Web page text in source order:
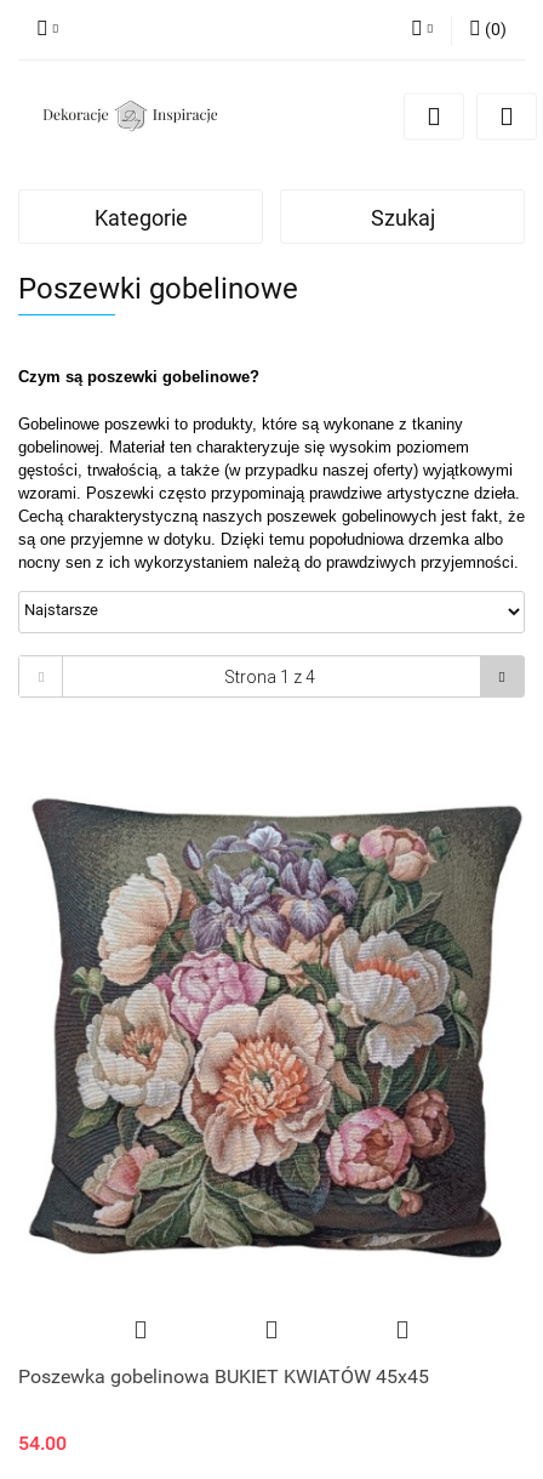
Zarejestruj się
(0)
Kategorie Szukaj
Poszewki gobelinowe
Czym są poszewki gobelinowe?
Gobelinowe poszewki to produkty, które są wykonane z tkaniny
gobelinowej. Materiał ten charakteryzuje się wysokim poziomem
gęstości, trwałością, a także (w przypadku naszej oferty) wyjątkowymi
wzorami. Poszewki często przypominają prawdziwe artystyczne dzieła.
Cechą charakterystyczną naszych poszewek gobelinowych jest fakt, że
są one przyjemne w dotyku. Dzięki temu popołudniowa drzemka albo
nocny sen z ich wykorzystaniem należą do prawdziwych przyjemności.
Poszewka gobelinowa BUKIET KWIATÓW 45x45
54.00